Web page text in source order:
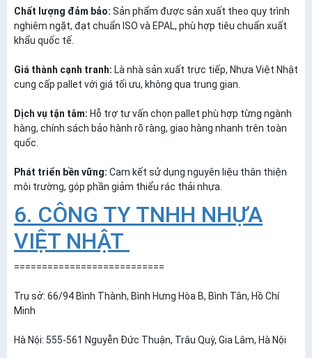
Chất lượng đảm bảo: Sản phẩm được sản xuất theo quy trình
nghiêm ngặt, đạt chuẩn ISO và EPAL, phù hợp tiêu chuẩn xuất
khẩu quốc tế.
Giá thành cạnh tranh: Là nhà sản xuất trực tiếp, Nhựa Việt Nhật
cung cấp pallet với giá tối ưu, không qua trung gian.
Dịch vụ tận tâm: Hỗ trợ tư vấn chọn pallet phù hợp từng ngành
hàng, chính sách bảo hành rõ ràng, giao hàng nhanh trên toàn
quốc.
Phát triển bền vững: Cam kết sử dụng nguyên liệu thân thiện
môi trường, góp phần giảm thiểu rác thải nhựa.
6. CÔNG TY TNHH NHỰA
VIỆT NHẬT
===========================
Trụ sở: 66/94 Bình Thành, Bình Hưng Hòa B, Bình Tân, Hồ Chí
Minh
Hà Nội: 555-561 Nguyễn Đức Thuận, Trâu Quỳ, Gia Lâm, Hà Nội